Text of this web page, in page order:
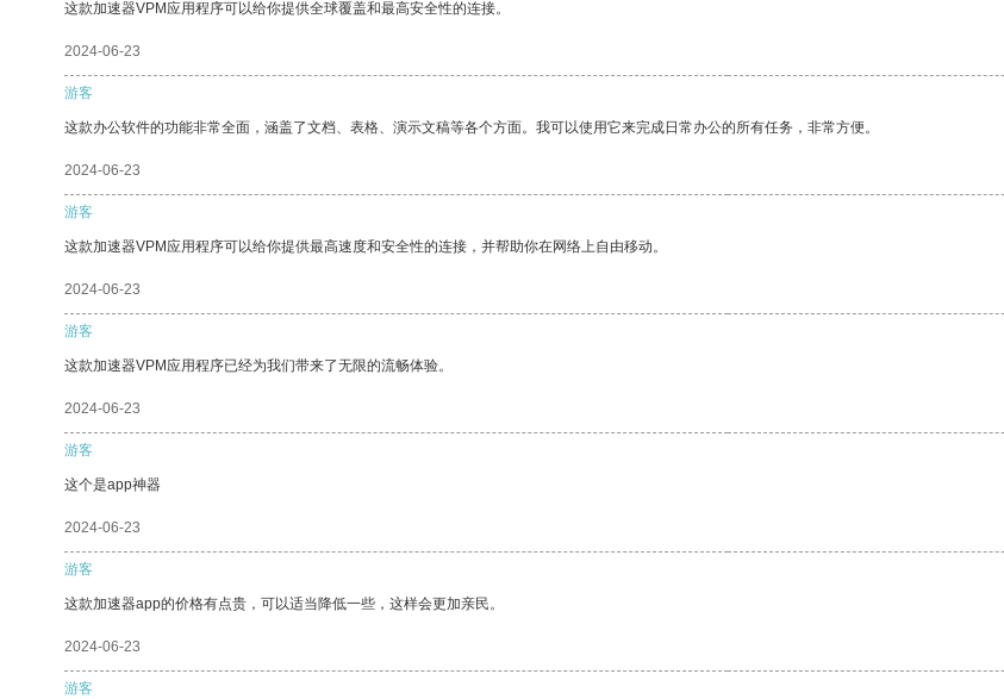
这款加速器VPM应用程序可以给你提供全球覆盖和最高安全性的连接。
2024-06-23
游客
这款办公软件的功能非常全面，涵盖了文档、表格、演示文稿等各个方面。我可以使用它来完成日常办公的所有任务，非常方便。
2024-06-23
游客
这款加速器VPM应用程序可以给你提供最高速度和安全性的连接，并帮助你在网络上自由移动。
2024-06-23
游客
这款加速器VPM应用程序已经为我们带来了无限的流畅体验。
2024-06-23
游客
这个是app神器
2024-06-23
游客
这款加速器app的价格有点贵，可以适当降低一些，这样会更加亲民。
2024-06-23
游客